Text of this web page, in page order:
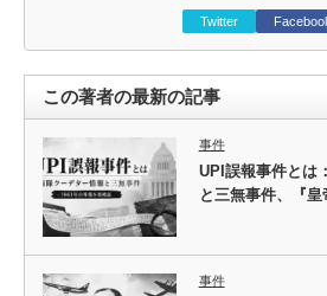
Twitter
この著者の最新の記事
事件
UPI誤報事件とは
と三無事件、『
事件